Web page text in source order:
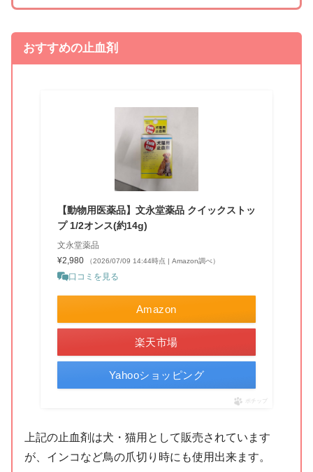
おすすめの止血剤
【動物用医薬品】文永堂薬品 クイックストッ
プ 1/2オンス(約14g)
文永堂薬品
¥2,980
（2026/07/09 14:44時点 | Amazon調べ）
口コミを見る
Amazon
楽天市場
Yahooショッピング
ポチップ
上記の止血剤は犬・猫用として販売されています
が、インコなど鳥の爪切り時にも使用出来ます。